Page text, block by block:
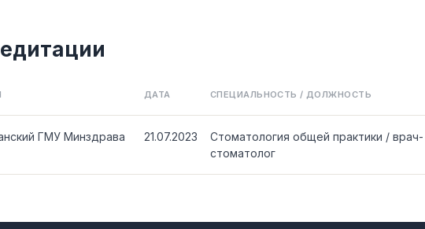
ДАТА СПЕЦИАЛЬНОСТЬ / ДОЛЖНОСТЬ
ГМУ Минздрава
21.07.2023
Стоматология общей практики / врач-
стоматолог